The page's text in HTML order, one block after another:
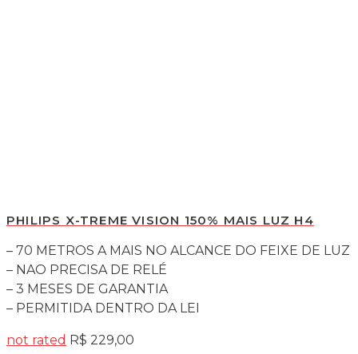
PHILIPS X-TREME VISION 150% MAIS LUZ H4
– 70 METROS A MAIS NO ALCANCE DO FEIXE DE LUZ
– NAO PRECISA DE RELÉ
– 3 MESES DE GARANTIA
– PERMITIDA DENTRO DA LEI
not rated R$ 229,00